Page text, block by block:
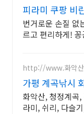
피라미 쿠팡 비
번거로운 손질 없
르고 편리하게!
http://www.화악
가평 계곡낚시
화악산, 청정계곡
라미, 쉬리, 다슬